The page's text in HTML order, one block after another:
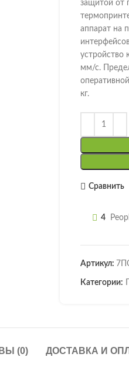
защитой от
аппарат на
устройство
мм/с.
кг.
Сравнить
4
Артикул:
Категории:
(0) ДОСТАВКА И